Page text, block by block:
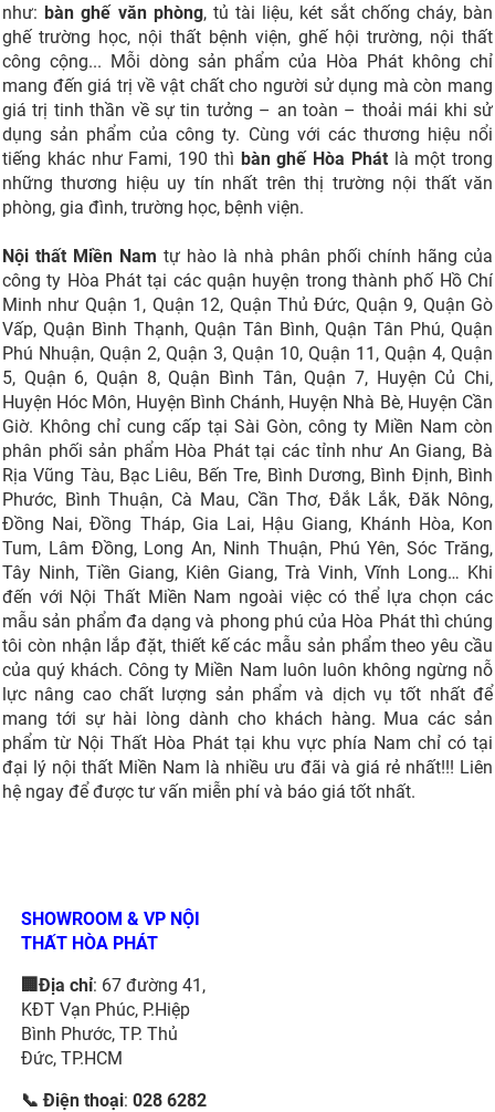
như:bàn ghế văn phòng, tủ tài liệu, két sắt chống cháy, bàn
ghế trường học, nội thất bệnh viện, ghế hội trường, nội thất
công cộng... Mỗi dòng sản phẩm của Hòa Phát không chỉ
mang đến giá trị về vật chất cho người sử dụng mà còn mang
giá trị tinh thần về sự tin tưởng – an toàn – thoải mái khi sử
dụng sản phẩm của công ty. Cùng với các thương hiệu nổi
tiếng khác như Fami, 190 thì bàn ghế Hòa Phátlà một trong
những thương hiệu uy tín nhất trên thị trường nội thất văn
phòng, gia đình, trường học, bệnh viện.
Nội thất Miền Nam tự hào là nhà phân phối chính hãng của
công ty Hòa Phát tại các quận huyện trong thành phố Hồ Chí
Minh như Quận 1, Quận 12, Quận Thủ Đức, Quận 9, Quận Gò
Vấp, Quận Bình Thạnh, Quận Tân Bình, Quận Tân Phú, Quận
Phú Nhuận, Quận 2, Quận 3, Quận 10, Quận 11, Quận 4, Quận
5, Quận 6, Quận 8, Quận Bình Tân, Quận 7, Huyện Củ Chi,
Huyện Hóc Môn, Huyện Bình Chánh, Huyện Nhà Bè, Huyện Cần
Giờ. Không chỉ cung cấp tại Sài Gòn, công ty Miền Nam còn
phân phối sản phẩm Hòa Phát tại các tỉnh như An Giang, Bà
Rịa Vũng Tàu, Bạc Liêu, Bến Tre, Bình Dương, Bình Định, Bình
Phước, Bình Thuận, Cà Mau, Cần Thơ, Đắk Lắk, Đăk Nông,
Đồng Nai, Đồng Tháp, Gia Lai, Hậu Giang, Khánh Hòa, Kon
Tum, Lâm Đồng, Long An, Ninh Thuận, Phú Yên, Sóc Trăng,
Tây Ninh, Tiền Giang, Kiên Giang, Trà Vinh, Vĩnh Long… Khi
đến với Nội Thất Miền Nam ngoài việc có thể lựa chọn các
mẫu sản phẩm đa dạng và phong phú của Hòa Phát thì chúng
tôi còn nhận lắp đặt, thiết kế các mẫu sản phẩm theo yêu cầu
của quý khách. Công ty Miền Nam luôn luôn không ngừng nỗ
lực nâng cao chất lượng sản phẩm và dịch vụ tốt nhất để
mang tới sự hài lòng dành cho khách hàng. Mua các sản
phẩm từ Nội Thất Hòa Phát tại khu vực phía Nam chỉ có tại
đại lý nội thất Miền Nam là nhiều ưu đãi và giá rẻ nhất!!! Liên
hệ ngay để được tư vấn miễn phí và báo giá tốt nhất.
SHOWROOM & VP NỘI
THẤT HÒA PHÁT
🏢Địa chỉ: 67 đường 41,
KĐT Vạn Phúc, P.Hiệp
Bình Phước, TP. Thủ
Đức, TP.HCM
📞 Điện thoại: 028 6282